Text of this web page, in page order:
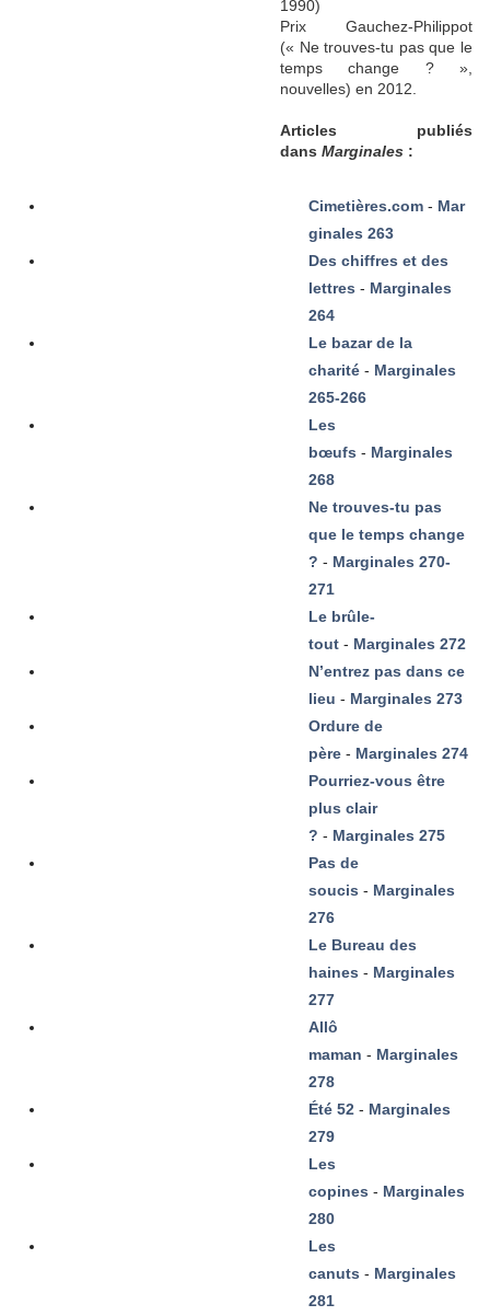
1990)
Prix Gauchez-Philippot
(« Ne trouves-tu pas que le
temps change ? »,
nouvelles) en 2012.
Articles publiés
dans Marginales :
Cimetières.com - Mar
ginales 263
Des chiffres et des
lettres - Marginales
264
Le bazar de la
charité - Marginales
265-266
Les
bœufs - Marginales
268
Ne trouves-tu pas
que le temps change
? - Marginales 270-
271
Le brûle-
tout - Marginales 272
N’entrez pas dans ce
lieu - Marginales 273
Ordure de
père - Marginales 274
Pourriez-vous être
plus clair
? - Marginales 275
Pas de
soucis - Marginales
276
Le Bureau des
haines - Marginales
277
Allô
maman - Marginales
278
Été 52 - Marginales
279
Les
copines - Marginales
280
Les
canuts - Marginales
281